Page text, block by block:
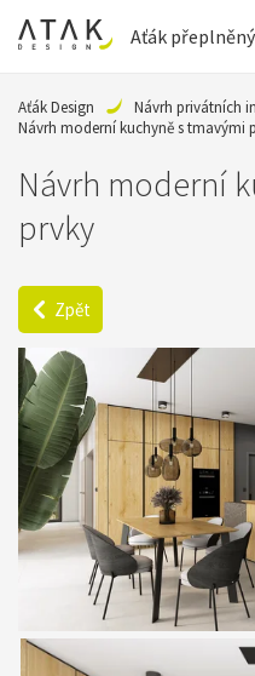
Aťák
Aťák Design Návrh privátních
Návrh moderní kuchyně s tmavými
Návrh moderní
prvky
Zpět